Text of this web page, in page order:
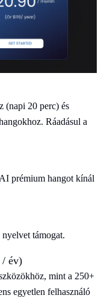
(napi 20 perc) és
Ráadásul a
prémium hangot kínál
támogat.
/ év)
mint a 250+
egyetlen felhasználó